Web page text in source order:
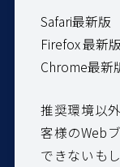
Safari最新版
Firefox 最新版
Chrome最新
推奨環境以
客様のWeb
できないも